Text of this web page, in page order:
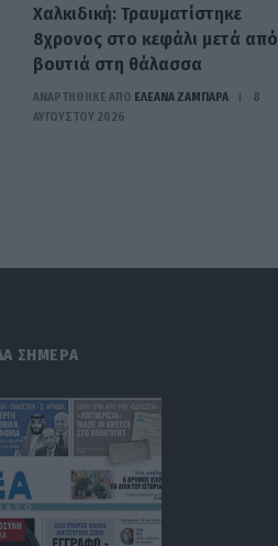
Χαλκιδική: Τραυματίστηκε
8χρονος στο κεφάλι μετά από
βουτιά στη θάλασσα
ΑΝΑΡΤΗΘΗΚΕ ΑΠΟ ΕΛΕΑΝΑ ΖΑΜΠΑΡΑ
8
ΑΥΓΟΎΣΤΟΥ 2026
ΣΗΜΕΡΑ